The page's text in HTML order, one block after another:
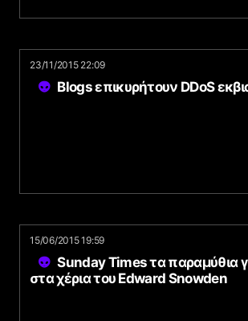
23/11/2015 22:09
Blogs επικυρήτουν DDoS
15/06/2015 19:59
Sunday Times τα παραμύθια
στα χέρια του Edward Snowden